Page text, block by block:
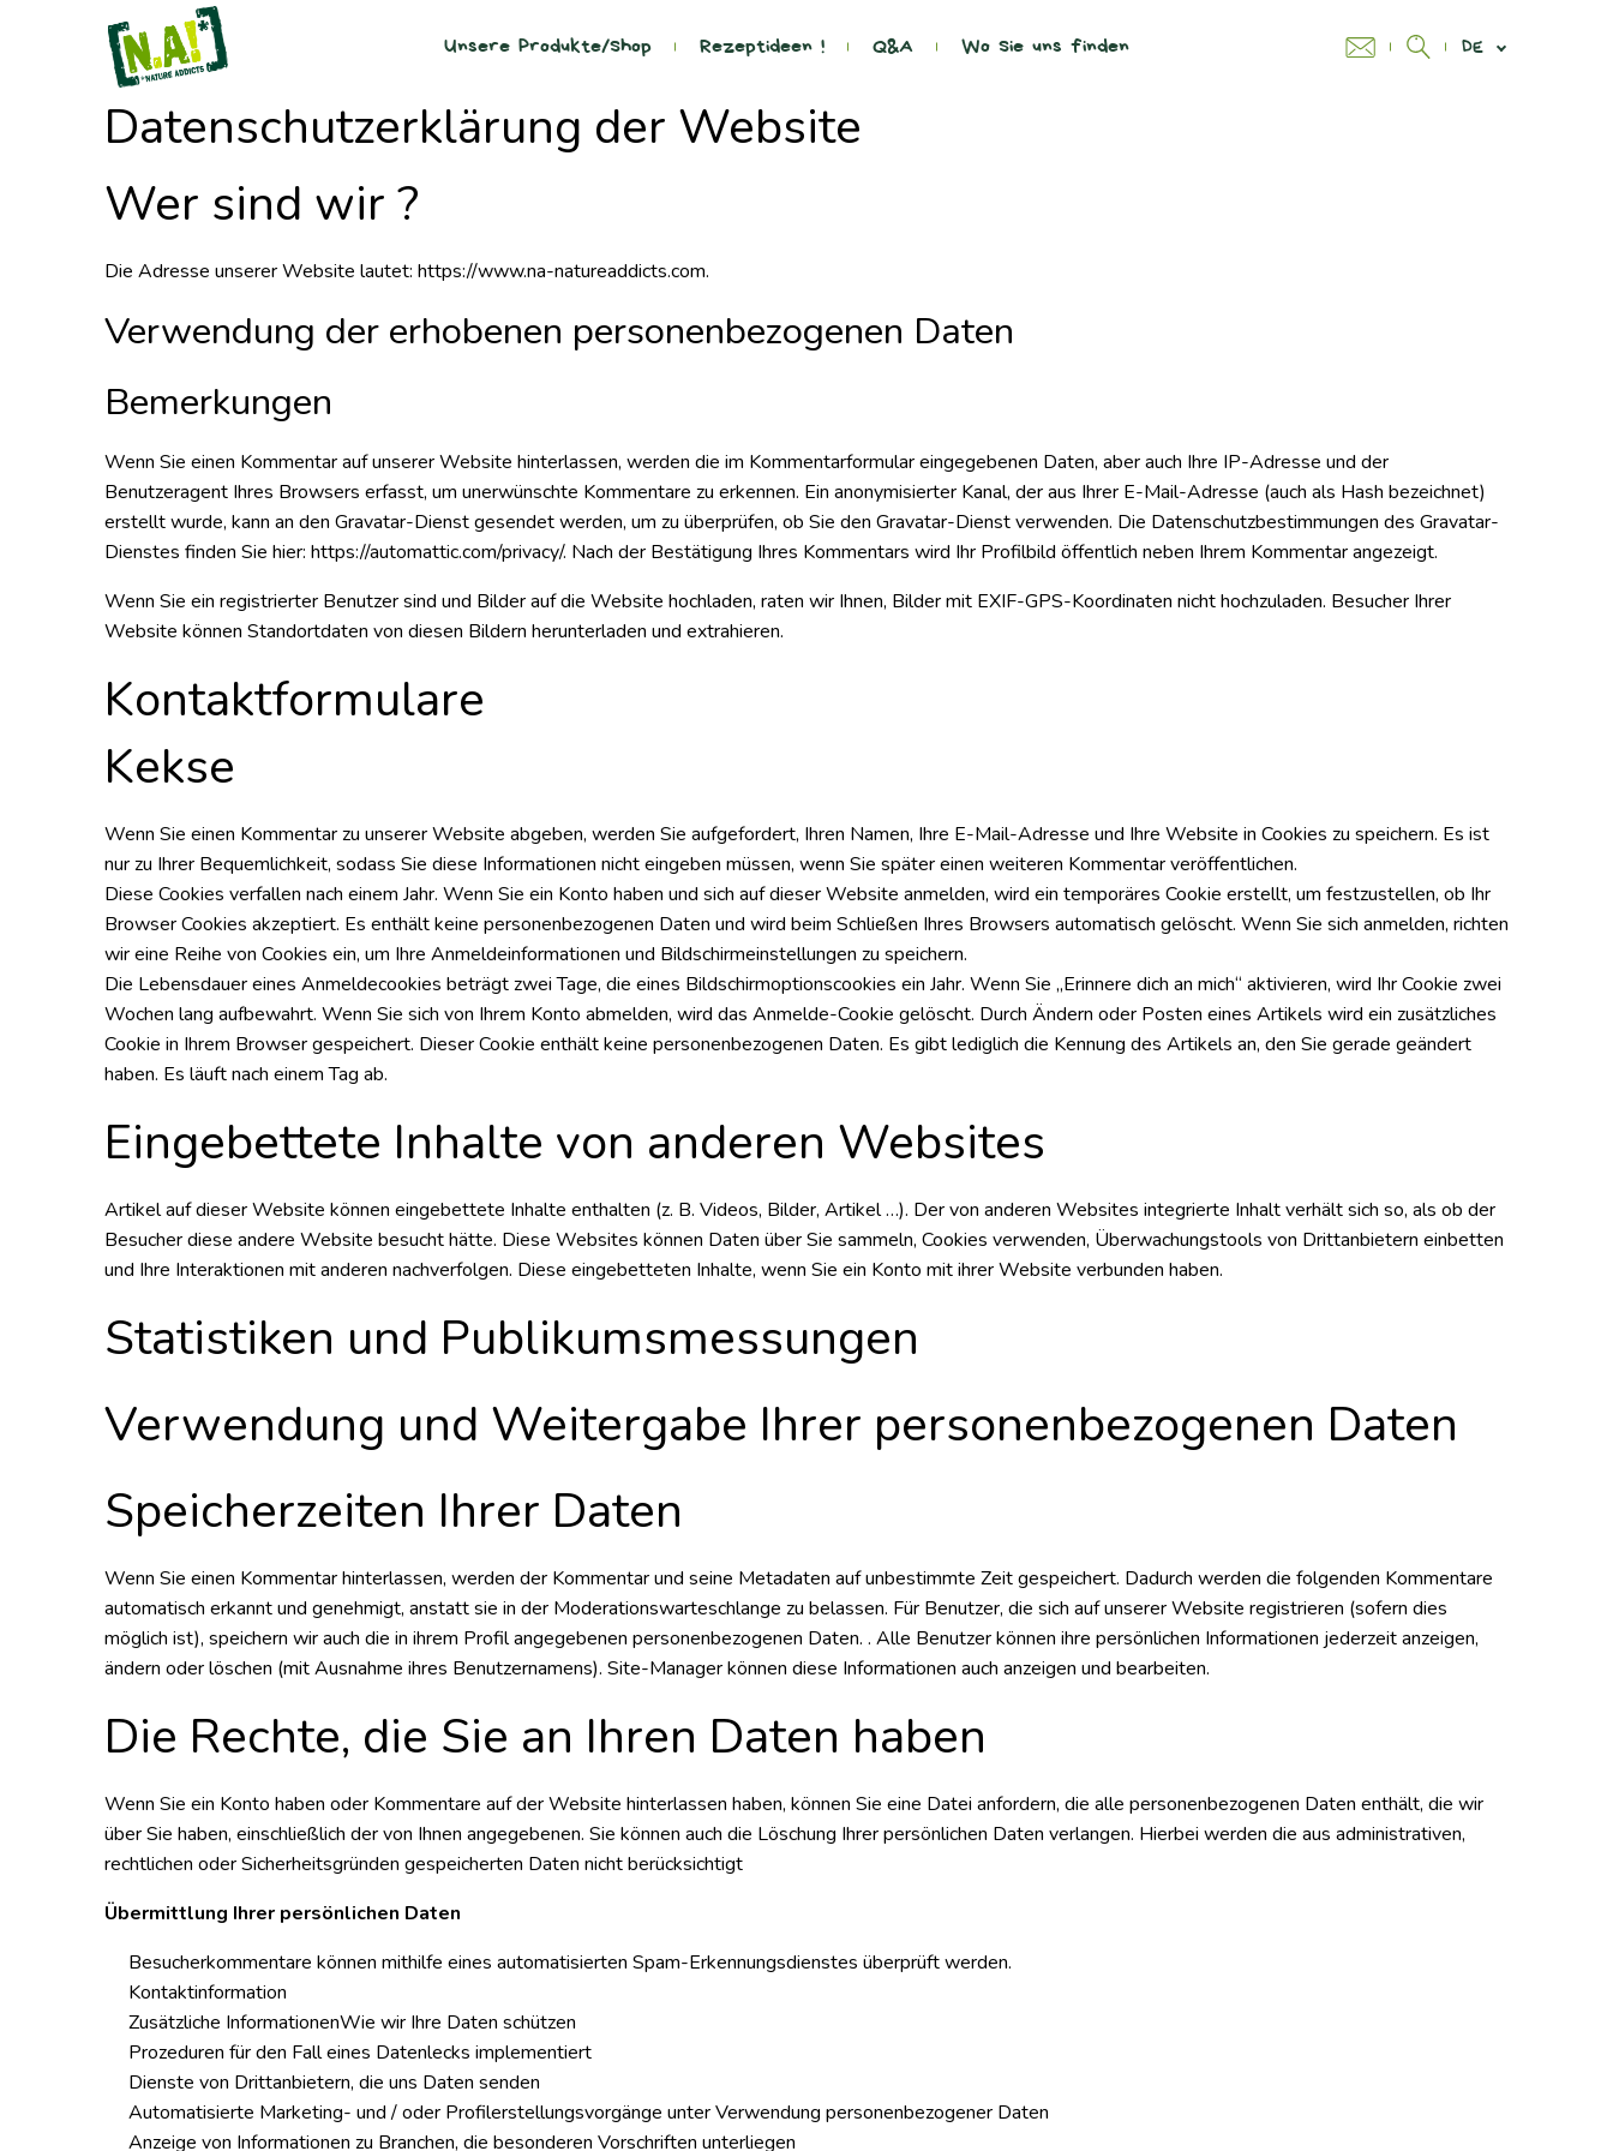
Unsere Produkte/Shop Rezeptideen ! Q&A Wo Sie uns finden DE
Datenschutzerklärung der Website
Wer sind wir ?
Die Adresse unserer Website lautet: https://www.na-natureaddicts.com.
Verwendung der erhobenen personenbezogenen Daten
Bemerkungen
Wenn Sie einen Kommentar auf unserer Website hinterlassen, werden die im Kommentarformular eingegebenen Daten, aber auch Ihre IP-Adresse und der
Benutzeragent Ihres Browsers erfasst, um unerwünschte Kommentare zu erkennen. Ein anonymisierter Kanal, der aus Ihrer E-Mail-Adresse (auch als Hash bezeichnet)
erstellt wurde, kann an den Gravatar-Dienst gesendet werden, um zu überprüfen, ob Sie den Gravatar-Dienst verwenden. Die Datenschutzbestimmungen des Gravatar-
Dienstes finden Sie hier: https://automattic.com/privacy/. Nach der Bestätigung Ihres Kommentars wird Ihr Profilbild öffentlich neben Ihrem Kommentar angezeigt.
Wenn Sie ein registrierter Benutzer sind und Bilder auf die Website hochladen, raten wir Ihnen, Bilder mit EXIF-GPS-Koordinaten nicht hochzuladen. Besucher Ihrer
Website können Standortdaten von diesen Bildern herunterladen und extrahieren.
Kontaktformulare
Kekse
Wenn Sie einen Kommentar zu unserer Website abgeben, werden Sie aufgefordert, Ihren Namen, Ihre E-Mail-Adresse und Ihre Website in Cookies zu speichern. Es ist
nur zu Ihrer Bequemlichkeit, sodass Sie diese Informationen nicht eingeben müssen, wenn Sie später einen weiteren Kommentar veröffentlichen.
Diese Cookies verfallen nach einem Jahr. Wenn Sie ein Konto haben und sich auf dieser Website anmelden, wird ein temporäres Cookie erstellt, um festzustellen, ob Ihr
Browser Cookies akzeptiert. Es enthält keine personenbezogenen Daten und wird beim Schließen Ihres Browsers automatisch gelöscht. Wenn Sie sich anmelden, richten
wir eine Reihe von Cookies ein, um Ihre Anmeldeinformationen und Bildschirmeinstellungen zu speichern.
Die Lebensdauer eines Anmeldecookies beträgt zwei Tage, die eines Bildschirmoptionscookies ein Jahr. Wenn Sie „Erinnere dich an mich“ aktivieren, wird Ihr Cookie zwei
Wochen lang aufbewahrt. Wenn Sie sich von Ihrem Konto abmelden, wird das Anmelde-Cookie gelöscht. Durch Ändern oder Posten eines Artikels wird ein zusätzliches
Cookie in Ihrem Browser gespeichert. Dieser Cookie enthält keine personenbezogenen Daten. Es gibt lediglich die Kennung des Artikels an, den Sie gerade geändert
haben. Es läuft nach einem Tag ab.
Eingebettete Inhalte von anderen Websites
Artikel auf dieser Website können eingebettete Inhalte enthalten (z. B. Videos, Bilder, Artikel …). Der von anderen Websites integrierte Inhalt verhält sich so, als ob der
Besucher diese andere Website besucht hätte. Diese Websites können Daten über Sie sammeln, Cookies verwenden, Überwachungstools von Drittanbietern einbetten
und Ihre Interaktionen mit anderen nachverfolgen. Diese eingebetteten Inhalte, wenn Sie ein Konto mit ihrer Website verbunden haben.
Statistiken und Publikumsmessungen
Verwendung und Weitergabe Ihrer personenbezogenen Daten
Speicherzeiten Ihrer Daten
Wenn Sie einen Kommentar hinterlassen, werden der Kommentar und seine Metadaten auf unbestimmte Zeit gespeichert. Dadurch werden die folgenden Kommentare
automatisch erkannt und genehmigt, anstatt sie in der Moderationswarteschlange zu belassen. Für Benutzer, die sich auf unserer Website registrieren (sofern dies
möglich ist), speichern wir auch die in ihrem Profil angegebenen personenbezogenen Daten. . Alle Benutzer können ihre persönlichen Informationen jederzeit anzeigen,
ändern oder löschen (mit Ausnahme ihres Benutzernamens). Site-Manager können diese Informationen auch anzeigen und bearbeiten.
Die Rechte, die Sie an Ihren Daten haben
Wenn Sie ein Konto haben oder Kommentare auf der Website hinterlassen haben, können Sie eine Datei anfordern, die alle personenbezogenen Daten enthält, die wir
über Sie haben, einschließlich der von Ihnen angegebenen. Sie können auch die Löschung Ihrer persönlichen Daten verlangen. Hierbei werden die aus administrativen,
rechtlichen oder Sicherheitsgründen gespeicherten Daten nicht berücksichtigt
Übermittlung Ihrer persönlichen Daten
Besucherkommentare können mithilfe eines automatisierten Spam-Erkennungsdienstes überprüft werden.
Kontaktinformation
Zusätzliche InformationenWie wir Ihre Daten schützen
Prozeduren für den Fall eines Datenlecks implementiert
Dienste von Drittanbietern, die uns Daten senden
Automatisierte Marketing- und / oder Profilerstellungsvorgänge unter Verwendung personenbezogener Daten
Anzeige von Informationen zu Branchen, die besonderen Vorschriften unterliegen